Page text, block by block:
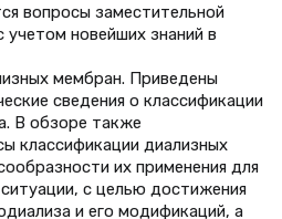
вопросы заместительной
новейших знаний в
мембран. Приведены
сведения о классификации
В обзоре также
классификации диализных
их применения для
с целью достижения
и его модификаций, а